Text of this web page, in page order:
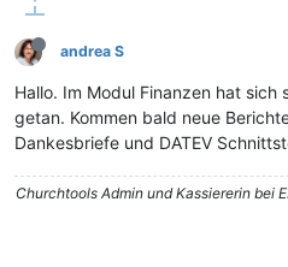
andrea S
Hallo. Im Modul Finanzen hat sich
getan. Kommen bald neue
Dankesbriefe und DATEV
Churchtools Admin und Kassiererin bei